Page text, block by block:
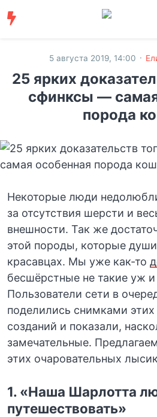
5 августа 2019, 14:00 ·
25 ярких
сфинксы —
порода
Некоторые люди
за отсутствия шерсти и
внешности. Так же
этой породы, которые
красавцах. Мы уже как-то
бесшёрстные не такие уж
Пользователи сети в
поделились снимками
созданий и показали,
замечательные.
этих очаровательных
1. «Наша Шарлотта
путешествовать»